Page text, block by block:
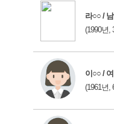
라○○ / 남
(1990년,
이○○ / 여
(1961년,